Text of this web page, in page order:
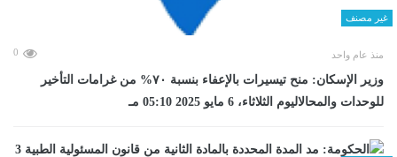
غير مصنف
منذ عام واحد 0
وزير الإسكان: منح تيسيرات بالإعفاء بنسبة ٧٠% من غرامات التأخير
للوحدات والمحالاليوم الثلاثاء، 6 مايو 2025 05:10 مـ